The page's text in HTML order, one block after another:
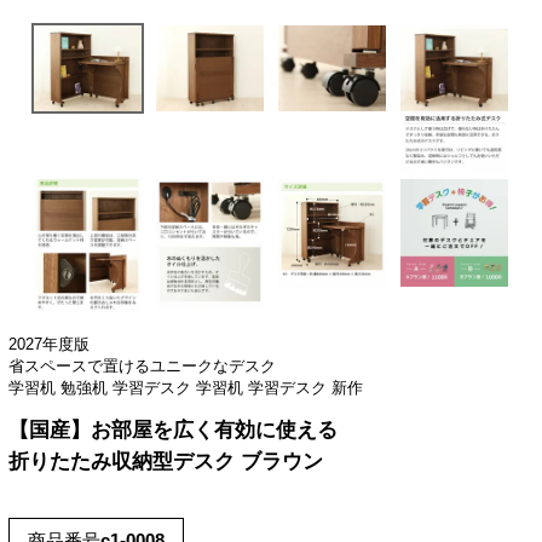
2027年度版
省スペースで置けるユニークなデスク
学習机 勉強机 学習デスク 学習机 学習デスク 新作
【国産】お部屋を広く有効に使える
折りたたみ収納型デスク ブラウン